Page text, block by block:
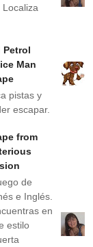
Petrol
Man
pistas y
escapar.
from
de
e Inglés.
en
estilo